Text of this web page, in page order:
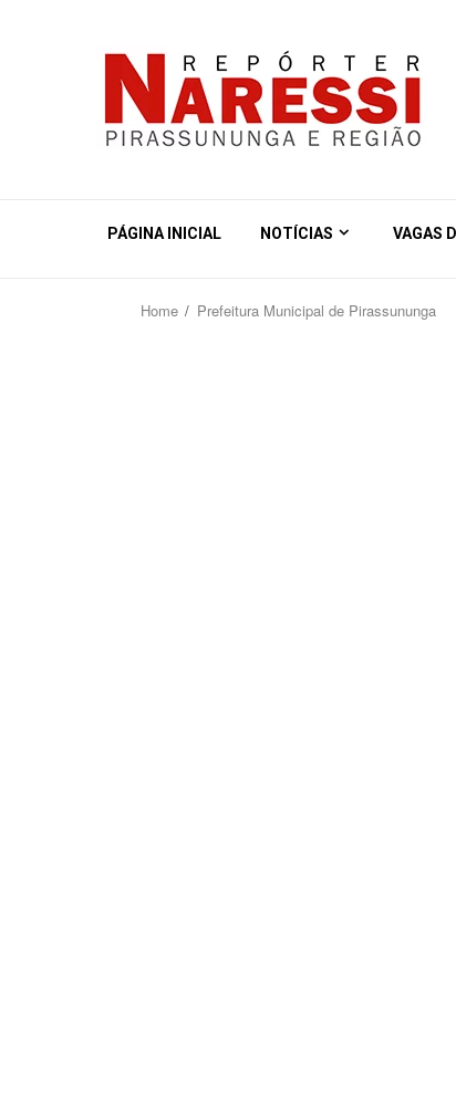
PÁGINA INICIAL NOTÍCIAS VAGAS
Home Prefeitura Municipal de Pirassununga